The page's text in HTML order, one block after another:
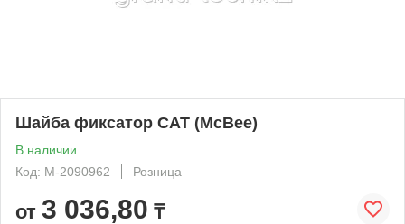
Шайба фиксатор CAT (McBee)
В наличии
Код: M-2090962
Розница
от 3 036,80 ₸